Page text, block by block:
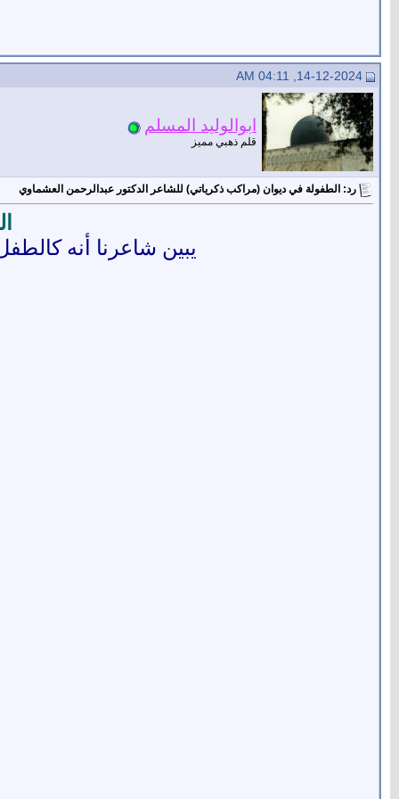
ابوالوليد المسلم
قلم ذهبي مميز
رد: الطفولة في ديوان (مراكب ذكرياتي) للشاعر الدكتور عبدالرحمن العشماوي
يبين شاعرنا أنه